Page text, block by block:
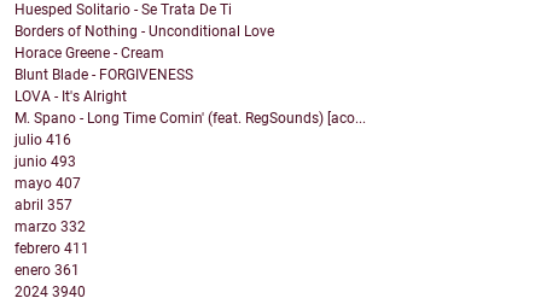
Huesped Solitario - Se Trata De Ti
Borders of Nothing - Unconditional Love
Horace Greene - Cream
Blunt Blade - FORGIVENESS
LOVA - It's Alright
M. Spano - Long Time Comin' (feat. RegSounds) [aco...
julio 416
junio 493
mayo 407
abril 357
marzo 332
febrero 411
enero 361
2024 3940